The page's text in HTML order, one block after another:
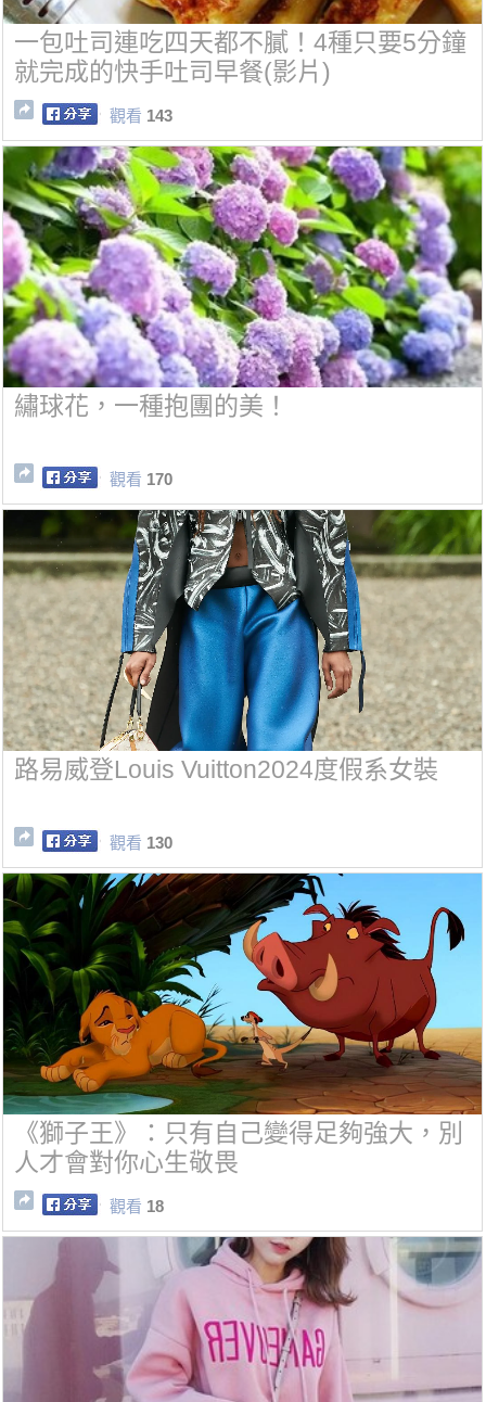
一包吐司連吃四天都不膩！4種只要5分鐘
就完成的快手吐司早餐(影片)
觀看 143
繡球花，一種抱團的美！
觀看 170
路易威登Louis Vuitton2024度假系女裝
觀看 130
《獅子王》：只有自己變得足夠強大，別
人才會對你心生敬畏
觀看 18